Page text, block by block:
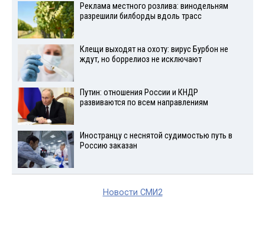
Реклама местного розлива: винодельням
разрешили билборды вдоль трасс
Клещи выходят на охоту: вирус Бурбон не
ждут, но боррелиоз не исключают
Путин: отношения России и КНДР
развиваются по всем направлениям
Иностранцу с неснятой судимостью путь в
Россию заказан
Новости СМИ2